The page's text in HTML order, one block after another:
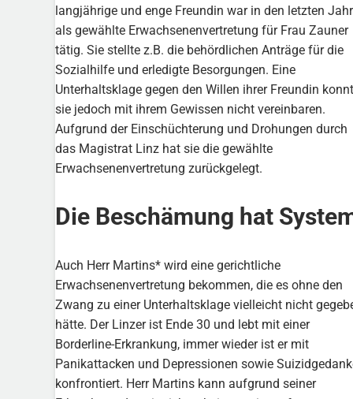
langjährige und enge Freundin war in den letzten
als gewählte Erwachsenenvertretung für Frau Zauner
tätig. Sie stellte z.B. die behördlichen Anträge für die
Sozialhilfe und erledigte Besorgungen. Eine
Unterhaltsklage gegen den Willen ihrer Freundin
sie jedoch mit ihrem Gewissen nicht vereinbaren.
Aufgrund der Einschüchterung und Drohungen durch
das Magistrat Linz hat sie die gewählte
Erwachsenenvertretung zurückgelegt.
Die Beschämung hat
Auch Herr Martins* wird eine gerichtliche
Erwachsenenvertretung bekommen, die es ohne den
Zwang zu einer Unterhaltsklage vielleicht nicht
hätte. Der Linzer ist Ende 30 und lebt mit einer
Borderline-Erkrankung, immer wieder ist er mit
Panikattacken und Depressionen sowie
konfrontiert. Herr Martins kann aufgrund seiner